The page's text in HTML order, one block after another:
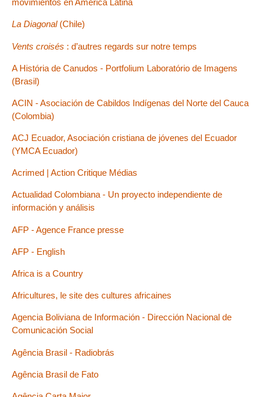
movimientos en América Latina
La Diagonal(Chile)
Vents croisés : d’autres regards sur notre temps
A História de Canudos - Portfolium Laboratório de Imagens
(Brasil)
ACIN - Asociación de Cabildos Indígenas del Norte del Cauca
(Colombia)
ACJ Ecuador, Asociación cristiana de jóvenes del Ecuador
(YMCA Ecuador)
Acrimed | Action Critique Médias
Actualidad Colombiana - Un proyecto independiente de
información y análisis
AFP - Agence France presse
AFP - English
Africa is a Country
Africultures, le site des cultures africaines
Agencia Boliviana de Información - Dirección Nacional de
Comunicación Social
Agência Brasil - Radiobrás
Agência Brasil de Fato